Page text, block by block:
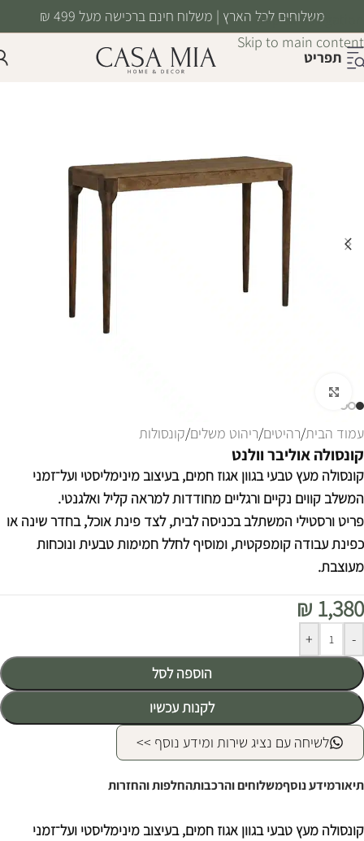
Skip to navigation
Skip to main content
משלוחים לכל הארץ | משלוח חינם ברכישה מעל 499 ₪
תפריט
עמוד הבית/רהיטים/ריהוט משלים/קונסולות
קונסולה אוליבר וולנט
קונסולה מעץ טבעי בגוון אגוז חמים, בעיצוב מינימליסטי ועל־זמני
המשלב קווים נקיים ורגליים מחודדות למראה קליל ואלגנטי.
פריט ורסטילי המשתלב בכניסה לבית, לצד פינת אוכל, בחדר שינה או
כפינת עבודה קומפקטית, ומוסיף לחלל חמימות טבעית ונוכחות
מעוצבת.
₪ 1,380
-
+
הוספה לסל
לקנות עכשיו
Alternative:
לשיחה עם נציג שירות ומידע נוסף >>
תיאורמידע נוסףמשלוחים והרכבותהחלפות והחזרות
קונסולה מעץ טבעי בגוון אגוז חמים, בעיצוב מינימליסטי ועל־זמני